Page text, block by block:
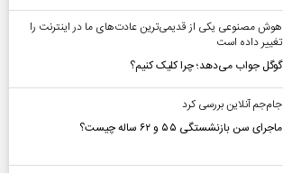
هوش مصنوعی یکی از قدیمی‌ترین عادت‌های ما در اینترنت را
تغییر داده است
گوگل جواب می‌دهد؛ چرا کلیک کنیم؟
جام‌جم آنلاین بررسی کرد
ماجرای سن بازنشستگی ۵۵ و ۶۲ ساله چیست؟